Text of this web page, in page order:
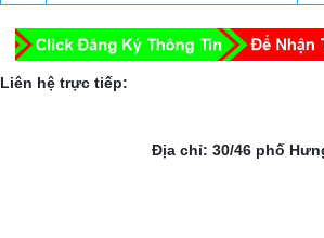
Liên hệ trực tiếp:
Địa chỉ: 30/46 phố